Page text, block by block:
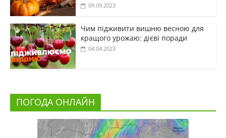
09.09.2023
Чим підживити вишню весною для
кращого урожаю: дієві поради
04.04.2023
ПОГОДА ОНЛАЙН